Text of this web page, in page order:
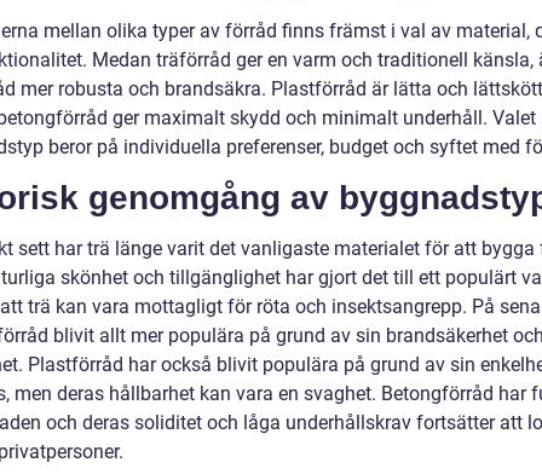
mellan olika typer av förråd finns främst i val av material,
Medan träförråd ger en varm och traditionell känsla,
mer robusta och brandsäkra. Plastförråd är lätta och
ger maximalt skydd och minimalt underhåll. Valet
beror på individuella preferenser, budget och syftet med
genomgång av
sett har trä länge varit det vanligaste materialet för att bygga
skönhet och tillgänglighet har gjort det till ett populärt
trä kan vara mottagligt för röta och insektsangrepp. På
blivit allt mer populära på grund av sin brandsäkerhet
Plastförråd har också blivit populära på grund av sin
men deras hållbarhet kan vara en svaghet. Betongförråd har
och deras soliditet och låga underhållskrav fortsätter att